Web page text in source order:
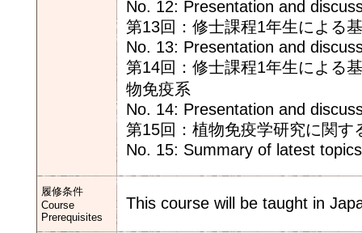
No. 12: Presentation and
第13回：修士課程1年生による
No. 13: Presentation and
第14回：修士課程1年生による
物免疫系
No. 14: Presentation and
第15回：植物免疫学研究に関
No. 15: Summary of latest topics
履修条件
Course
Prerequisites
This course will be taught in